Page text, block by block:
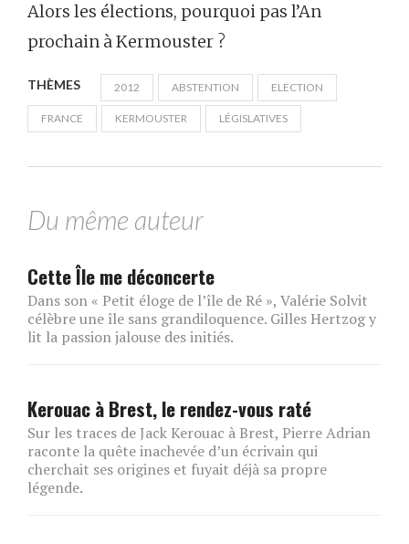
Alors les élections, pourquoi pas l’An
prochain à Kermouster ?
THÈMES 2012 ABSTENTION ELECTION
FRANCE KERMOUSTER LÉGISLATIVES
Du même auteur
Cette Île me déconcerte
Dans son « Petit éloge de l’île de Ré », Valérie Solvit
célèbre une île sans grandiloquence. Gilles Hertzog y
lit la passion jalouse des initiés.
Kerouac à Brest, le rendez-vous raté
Sur les traces de Jack Kerouac à Brest, Pierre Adrian
raconte la quête inachevée d’un écrivain qui
cherchait ses origines et fuyait déjà sa propre
légende.